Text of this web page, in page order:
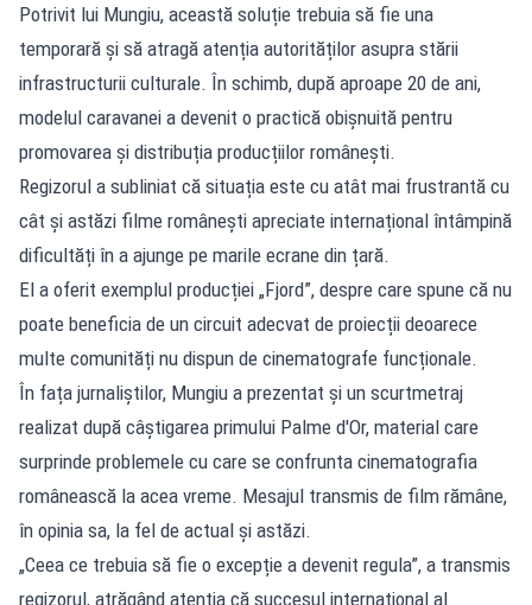
Potrivit lui Mungiu, această soluție trebuia să fie una
temporară și să atragă atenția autorităților asupra stării
infrastructurii culturale. În schimb, după aproape 20 de ani,
modelul caravanei a devenit o practică obișnuită pentru
promovarea și distribuția producțiilor românești.
Regizorul a subliniat că situația este cu atât mai frustrantă cu
cât și astăzi filme românești apreciate internațional întâmpină
dificultăți în a ajunge pe marile ecrane din țară.
El a oferit exemplul producției „Fjord”, despre care spune că nu
poate beneficia de un circuit adecvat de proiecții deoarece
multe comunități nu dispun de cinematografe funcționale.
În fața jurnaliștilor, Mungiu a prezentat și un scurtmetraj
realizat după câștigarea primului Palme d'Or, material care
surprinde problemele cu care se confrunta cinematografia
românească la acea vreme. Mesajul transmis de film rămâne,
în opinia sa, la fel de actual și astăzi.
„Ceea ce trebuia să fie o excepție a devenit regula”, a transmis
regizorul, atrăgând atenția că succesul internațional al